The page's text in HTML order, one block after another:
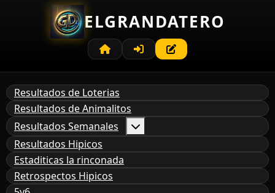
ELGRANDATERO
Resultados de Loterias
Resultados de Animalitos
Resultados Semanales
Resultados Hipicos
Estaditicas la rinconada
Retrospectos Hipicos